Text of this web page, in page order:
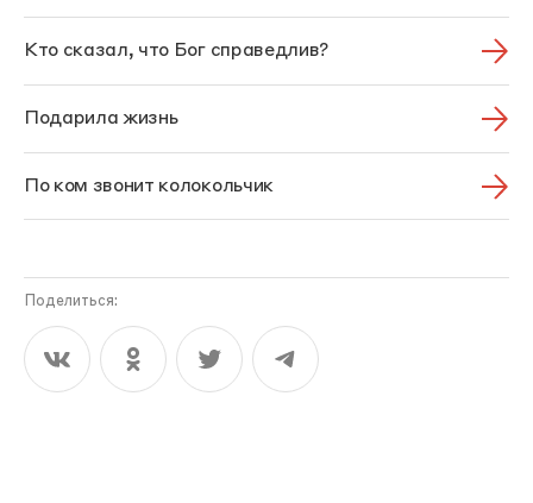
Кто сказал, что Бог справедлив?
Подарила жизнь
По ком звонит колокольчик
Поделиться: